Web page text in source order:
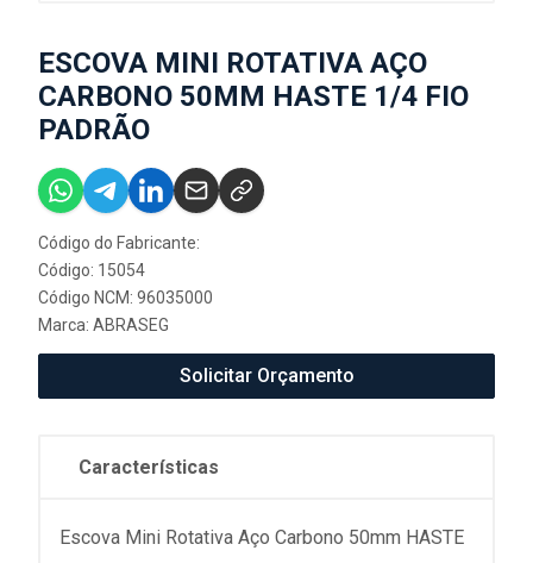
ESCOVA MINI ROTATIVA AÇO
CARBONO 50MM HASTE 1/4 FIO
PADRÃO
Código do Fabricante:
Código: 15054
Código NCM: 96035000
Marca: ABRASEG
Solicitar Orçamento
Características
Escova Mini Rotativa Aço Carbono 50mm HASTE